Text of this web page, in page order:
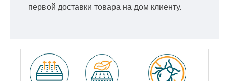
первой доставки товара на дом клиенту.